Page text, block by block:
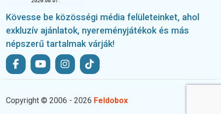
Kövesse be közösségi média felületeinket, ahol
exkluzív ajánlatok, nyereményjátékok és más
népszerű tartalmak várják!
Copyright © 2006 - 2026 Feldobox